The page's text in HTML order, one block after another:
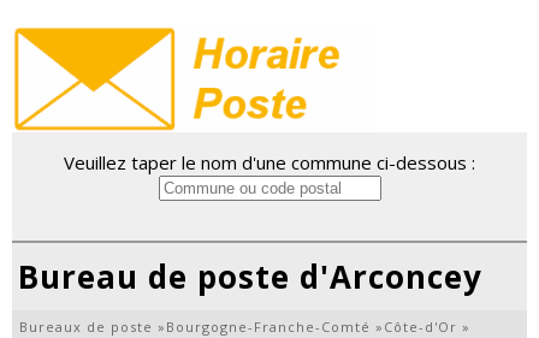
Veuillez taper le nom d'une commune ci-dessous :
Bureau de poste d'Arconcey
Bureaux de poste » Bourgogne-Franche-Comté » Côte-d'Or »